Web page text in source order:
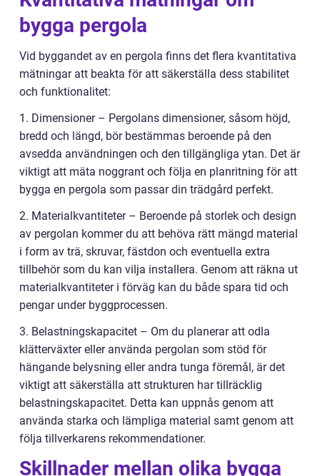
bygga pergola
Vid byggandet av en pergola finns det flera kvantitativa
mätningar att beakta för att säkerställa dess stabilitet
och funktionalitet:
1. Dimensioner – Pergolans dimensioner, såsom höjd,
bredd och längd, bör bestämmas beroende på den
avsedda användningen och den tillgängliga ytan. Det är
viktigt att mäta noggrant och följa en planritning för att
bygga en pergola som passar din trädgård perfekt.
2. Materialkvantiteter – Beroende på storlek och design
av pergolan kommer du att behöva rätt mängd material
i form av trä, skruvar, fästdon och eventuella extra
tillbehör som du kan vilja installera. Genom att räkna ut
materialkvantiteter i förväg kan du både spara tid och
pengar under byggprocessen.
3. Belastningskapacitet – Om du planerar att odla
klätterväxter eller använda pergolan som stöd för
hängande belysning eller andra tunga föremål, är det
viktigt att säkerställa att strukturen har tillräcklig
belastningskapacitet. Detta kan uppnås genom att
använda starka och lämpliga material samt genom att
följa tillverkarens rekommendationer.
Skillnader mellan olika bygga